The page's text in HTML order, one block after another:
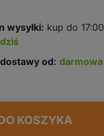
wysyłki: kup do 17:00
od: darmowa
KOSZYKA